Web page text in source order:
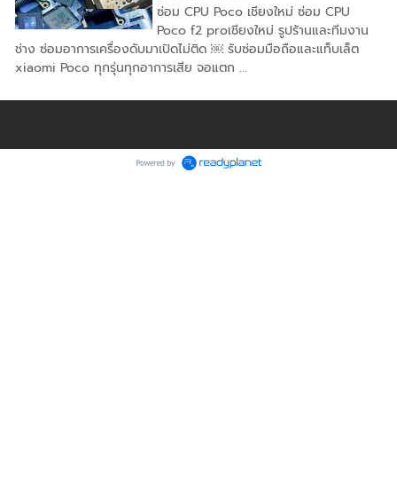
ซ่อม CPU Poco เชียงใหม่ ซ่อม CPU
Poco f2 proเชียงใหม่ รูปร้านและทีมงาน
ช่าง ซ่อมอาการเครื่องดับมาเปิดไม่ติด ￼ รับซ่อมมือถือและแท็บเล็ต
xiaomi Poco ทุกรุ่นทุกอาการเสีย จอแตก ...